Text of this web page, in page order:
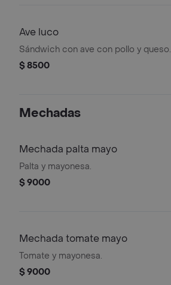
Ave luco
Sándwich con ave con pollo y queso.
$ 8500
Mechadas
Mechada palta mayo
Palta y mayonesa.
$ 9000
Mechada tomate mayo
Tomate y mayonesa.
$ 9000